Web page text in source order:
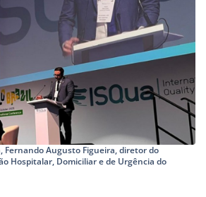
Fernando Augusto Figueira, diretor do
Hospitalar, Domiciliar e de Urgência do